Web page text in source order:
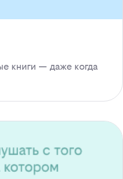
книги — даже когда